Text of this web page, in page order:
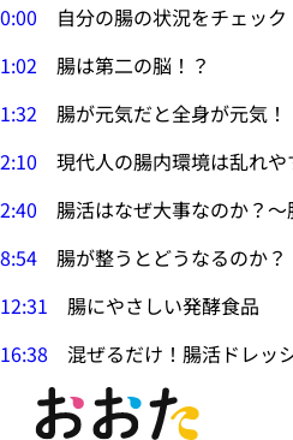
0:00 自分の腸の状況をチェック
1:02 腸は第二の脳！？
1:32 腸が元気だと全身が元気！
2:10 現代人の腸内環境は乱れや
2:40 腸活はなぜ大事なのか？
8:54 腸が整うとどうなるのか？
12:31 腸にやさしい発酵食品
16:38 混ぜるだけ！腸活ドレッ